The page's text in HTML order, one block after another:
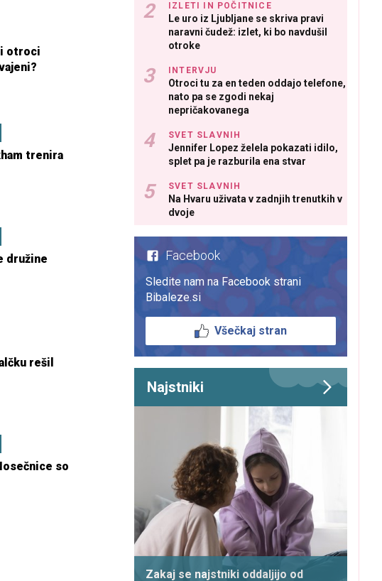
otroci
trenira
družine
rešil
so
IZLETI IN POČITNICE
Le uro iz Ljubljane se skriva pravi
naravni čudež: izlet, ki bo navdušil
otroke
INTERVJU
Otroci tu za en teden oddajo telefone,
nato pa se zgodi nekaj
nepričakovanega
SVET SLAVNIH
Jennifer Lopez želela pokazati idilo,
splet pa je razburila ena stvar
SVET SLAVNIH
Na Hvaru uživata v zadnjih trenutkih v
dvoje
Facebook
Sledite nam na Facebook strani
Bibaleze.si
Všečkaj stran
Najstniki
Zakaj se najstniki oddaljijo od